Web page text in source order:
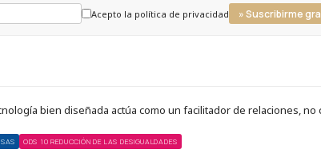
Acepto la política de privacidad » Suscribirme
bien diseñada actúa como un facilitador de relaciones, no
ODS 10 REDUCCIÓN DE LAS DESIGUALDADES